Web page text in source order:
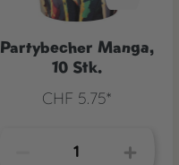
Partybecher Manga,
10 Stk.
CHF 5.75*